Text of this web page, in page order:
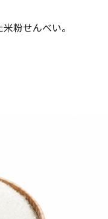
粉せんべい。